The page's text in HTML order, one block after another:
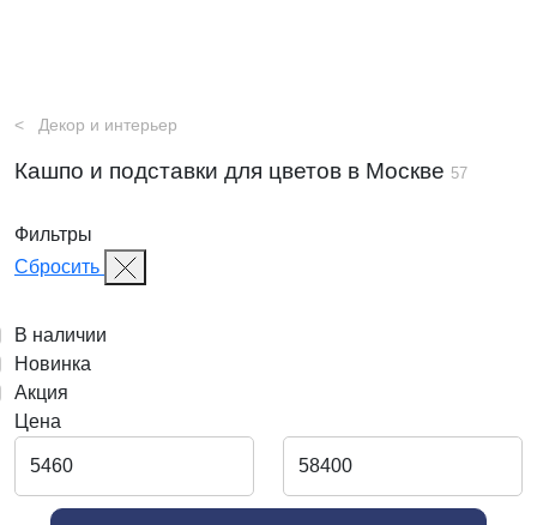
Декор и интерьер
Кашпо и подставки для цветов в Москве 57
Фильтры
Сбросить
В наличии
Новинка
Акция
Цена